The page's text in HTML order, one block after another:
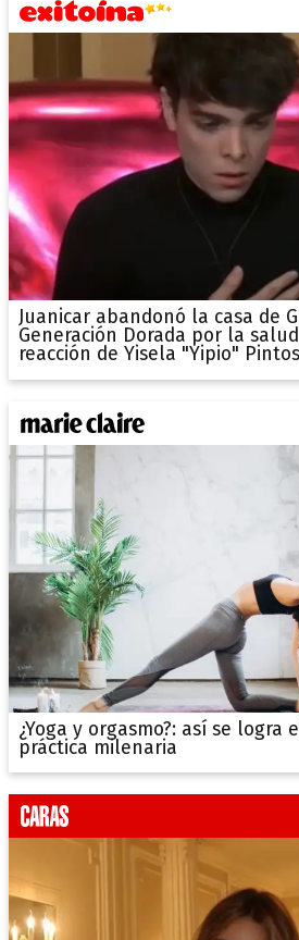
Juanicar abandonó la casa de
Generación Dorada por la
reacción de Yisela "Yipio" Pintos
¿Yoga y orgasmo?: así se logra
práctica milenaria